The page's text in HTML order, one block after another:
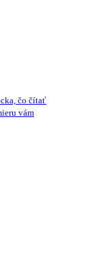
čo čítať
vám